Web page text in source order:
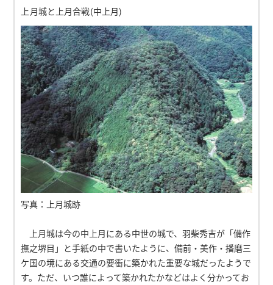
上月城と上月合戦(中上月)
写真：上月城跡
上月城は今の中上月にある中世の城で、羽柴秀吉が「備作
撫之堺目」と手紙の中で書いたように、備前・美作・播磨三
ケ国の境にある交通の要衝に築かれた重要な城だったようで
す。ただ、いつ誰によって築かれたかなどはよく分かってお